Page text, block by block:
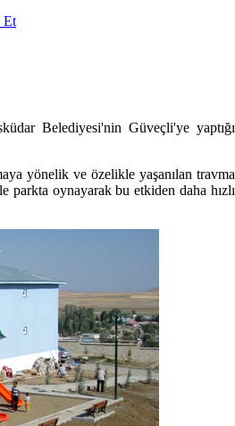
Belediyesi'nin Güveçli'ye yaptığı
yönelik ve özelikle yaşanılan travma
parkta oynayarak bu etkiden daha hızlı